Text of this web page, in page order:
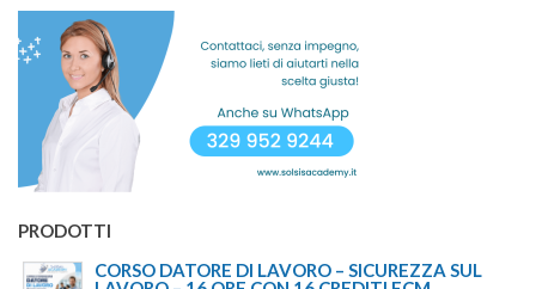
ERA:
€298.00.€199.00.
PRODOTTI
CORSO DATORE DI LAVORO – SICUREZZA SUL